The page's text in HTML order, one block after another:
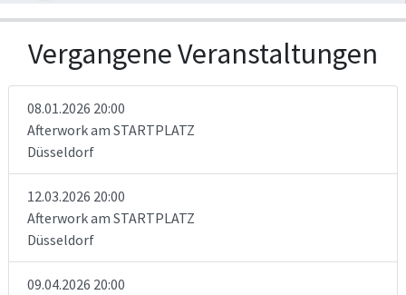
Vergangene Veranstaltungen
08.01.2026 20:00
Afterwork am STARTPLATZ
Düsseldorf
12.03.2026 20:00
Afterwork am STARTPLATZ
Düsseldorf
09.04.2026 20:00